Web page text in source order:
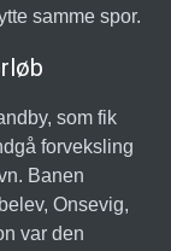
samme spor.
som fik
forveksling
Banen
Onsevig,
var den